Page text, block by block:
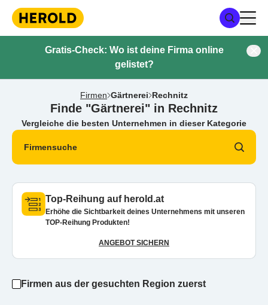
Gratis-Check: Wo ist deine Firma online
gelistet?
Firmen Gärtnerei Rechnitz
Finde "Gärtnerei" in Rechnitz
Vergleiche die besten Unternehmen in dieser Kategorie
Firmensuche
Top-Reihung auf herold.at
Erhöhe die Sichtbarkeit deines Unternehmens mit unseren
TOP-Reihung Produkten!
ANGEBOT SICHERN
Firmen aus der gesuchten Region zuerst